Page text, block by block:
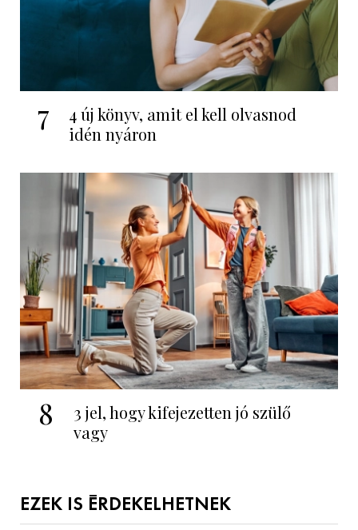
7
4 új könyv, amit el kell olvasnod
idén nyáron
8
3 jel, hogy kifejezetten jó szülő
vagy
EZEK IS ÉRDEKELHETNEK